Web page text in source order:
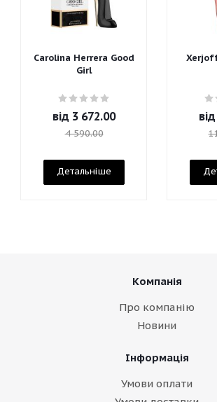
Carolina Herrera Good
Girl
від 3 672.00
4 590.00
Детальніше
від
Компанія
Про компанію
Новини
Інформація
Умови оплати